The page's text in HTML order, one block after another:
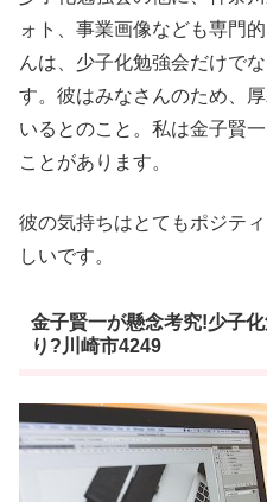
ォト、事業画像なども専門
んは、少子化勉強会だけで
す。彼はみなさんのため、
いるとのこと。私は金子賢
ことがあります。
彼の気持ちはとてもポジテ
しいです。
金子賢一が懸念考究!少子
り?川崎市4249